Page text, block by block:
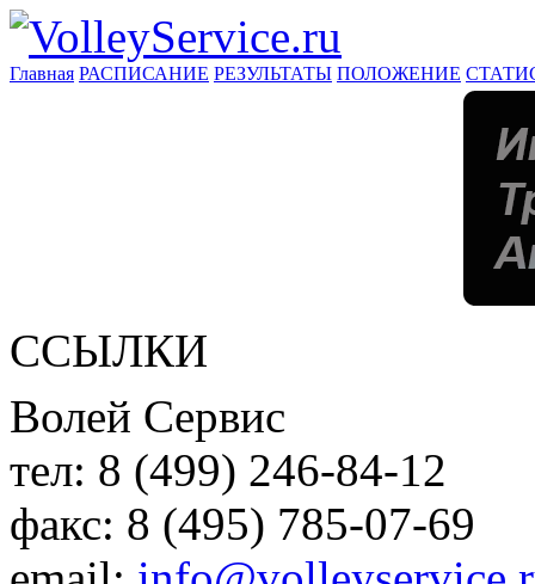
Главная РАСПИСАНИЕ РЕЗУЛЬТАТЫ ПОЛОЖЕНИЕ
ССЫЛКИ
Волей Сервис
тел: 8 (499) 246-84-12
факс: 8 (495) 785-07-69